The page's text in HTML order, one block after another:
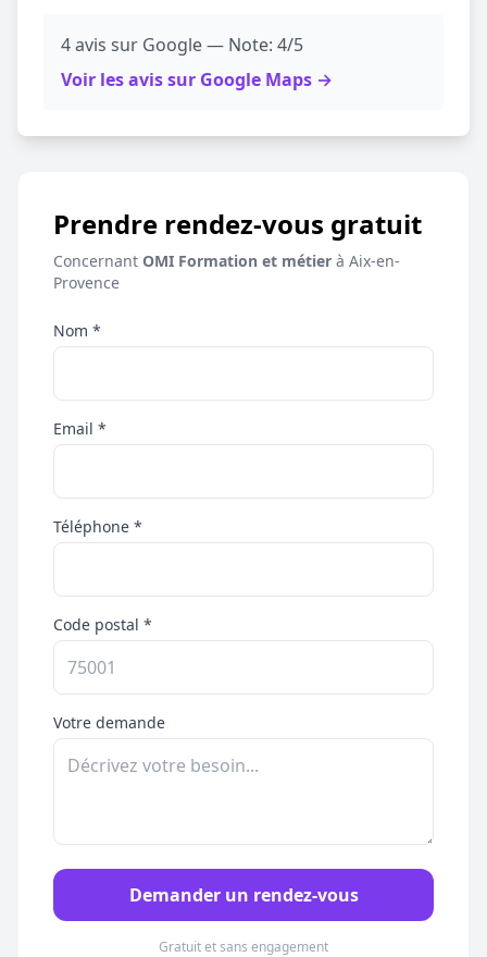
4 avis sur Google — Note: 4/5
Voir les avis sur Google Maps →
Prendre rendez-vous gratuit
Concernant OMI Formation et métier à Aix-en-
Provence
Nom *
Email *
Téléphone *
Code postal *
Votre demande
Demander un rendez-vous
Gratuit et sans engagement